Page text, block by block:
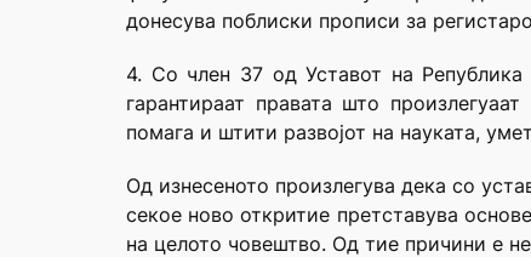
донесува поблиски прописи за
4. Со член 37 од Уставот на
гарантираат правата што
помага и штити развојот на науката,
Од изнесеното произлегува дека со
секое ново откритие претставува
на целото човештво. Од тие причини е